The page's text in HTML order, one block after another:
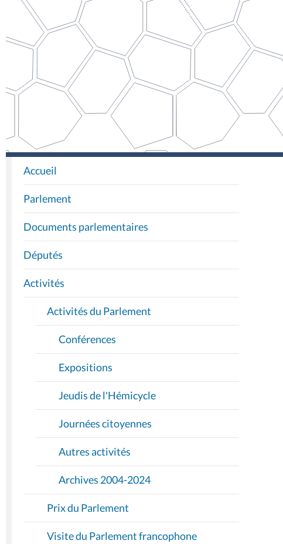
N
A
V
I
G
A
T
I
O
Accueil
Parlement
Documents parlementaires
Députés
Activités
Activités du Parlement
Conférences
Expositions
Jeudis de l'Hémicycle
Journées citoyennes
Autres activités
Archives 2004-2024
Prix du Parlement
Visite du Parlement francophone